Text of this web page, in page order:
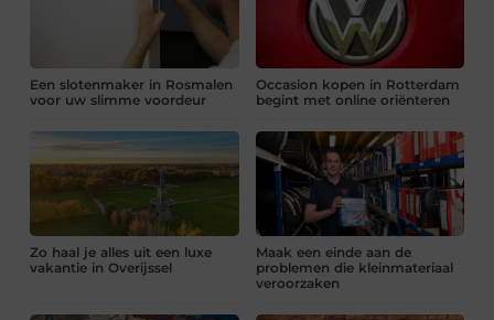
Een slotenmaker in Rosmalen
voor uw slimme voordeur
Occasion kopen in Rotterdam
begint met online oriënteren
Zo haal je alles uit een luxe
vakantie in Overijssel
Maak een einde aan de
problemen die kleinmateriaal
veroorzaken